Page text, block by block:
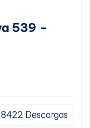
539 –
8422 Descargas